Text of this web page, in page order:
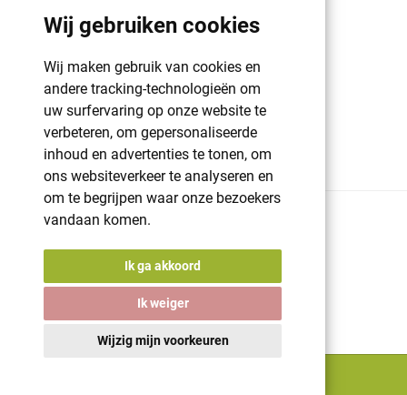
Wij gebruiken cookies
Wij maken gebruik van cookies en
andere tracking-technologieën om
uw surfervaring op onze website te
verbeteren, om gepersonaliseerde
inhoud en advertenties te tonen, om
ons websiteverkeer te analyseren en
om te begrijpen waar onze bezoekers
vandaan komen.
Ik ga akkoord
Ik weiger
Wijzig mijn voorkeuren
GDPR | PRIVACY POLICY | HAROGIFTS
PMS kleuren
Cookie beleid
Voorwaarden en bepalingen
Winkelwagen
Voorwaarden en bepalingen
Powered bynopCommerce
Designed byNop-Templates.com